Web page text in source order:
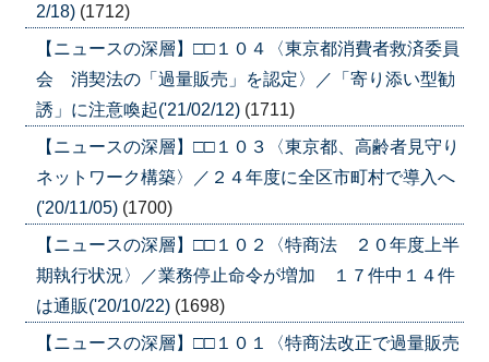
2/18) (1712)
【ニュースの深層】□□１０４〈東京都消費者救済委員
会 消契法の「過量販売」を認定〉／「寄り添い型勧
誘」に注意喚起('21/02/12) (1711)
【ニュースの深層】□□１０３〈東京都、高齢者見守り
ネットワーク構築〉／２４年度に全区市町村で導入へ
('20/11/05) (1700)
【ニュースの深層】□□１０２〈特商法 ２０年度上半
期執行状況〉／業務停止命令が増加 １７件中１４件
は通販('20/10/22) (1698)
【ニュースの深層】□□１０１〈特商法改正で過量販売